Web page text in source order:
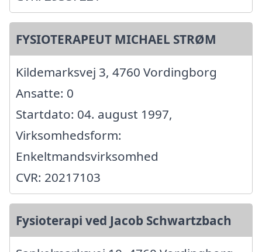
FYSIOTERAPEUT MICHAEL STRØM
Kildemarksvej 3, 4760 Vordingborg
Ansatte: 0
Startdato: 04. august 1997,
Virksomhedsform:
Enkeltmandsvirksomhed
CVR: 20217103
Fysioterapi ved Jacob Schwartzbach